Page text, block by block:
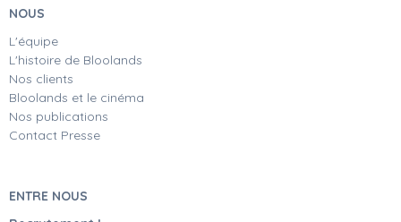
NOUS
L'équipe
L'histoire de Bloolands
Nos clients
Bloolands et le cinéma
Nos publications
Contact Presse
ENTRE NOUS